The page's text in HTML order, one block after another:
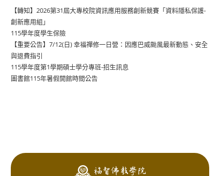
【轉知】2026第31屆大專校院資訊應用服務創新競賽「資料隱私保護-
創新應用組」
115學年度學生保險
【重要公告】7/12(日) 幸福禪修一日營：因應巴威颱風最新動態、安全
與退費指引
115學年度第1學期碩士學分專班-招生訊息
圖書館115年暑假開館時間公告